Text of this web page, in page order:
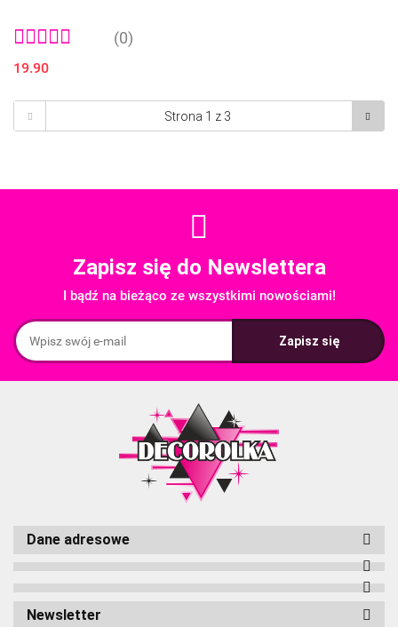
(0)
19.90
Zapisz się do Newslettera
I bądź na bieżąco ze wszystkimi nowościami!
Dane adresowe
Newsletter